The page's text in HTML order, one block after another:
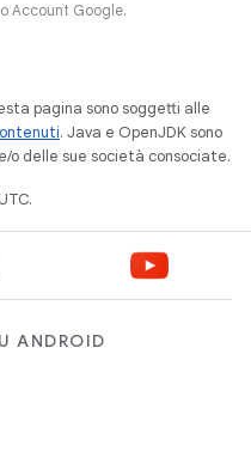
Account Google.
pagina sono soggetti alle
. Java e OpenJDK sono
delle sue società consociate.
ANDROID